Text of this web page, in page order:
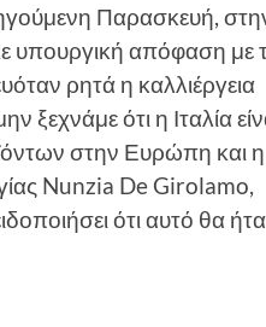
Παρασκευή,
υπουργική απόφαση με
ρητά η καλλιέργεια
ότι η Ιταλία
στην Ευρώπη και η
Nunzia De Girolamo,
ότι αυτό θα